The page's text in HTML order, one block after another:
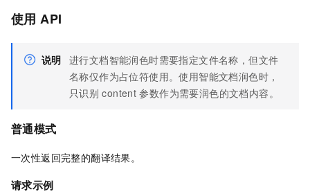
使用 API
说明 进行文档智能润色时需要指定文件名称，但文件
名称仅作为占位符使用。使用智能文档润色时，
只识别 content 参数作为需要润色的文档内容。
普通模式
一次性返回完整的翻译结果。
请求示例